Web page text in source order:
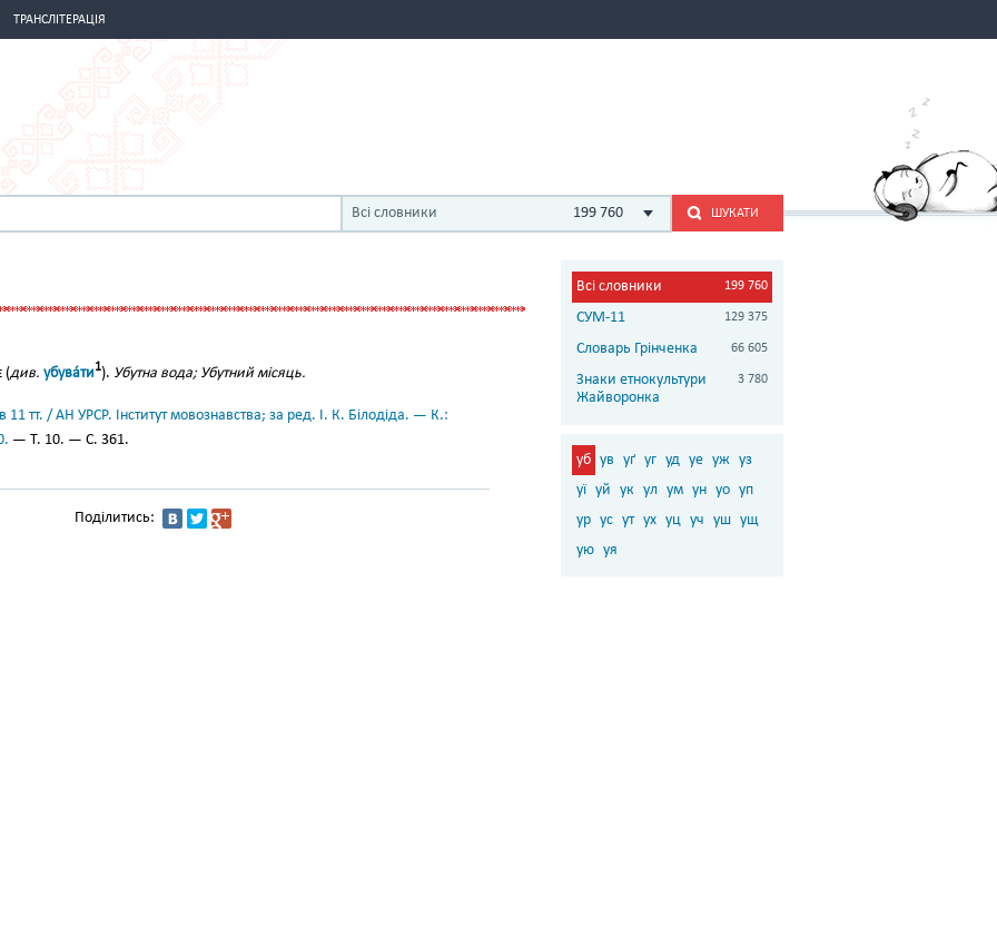
ТРАНСЛІТЕРАЦІЯ
Всі словники 199 760 ШУКАТИ
(див. убува́ти1). Убутна вода; Убутний місяць.
11 тт. / АН УРСР. Інститут мовознавства; за ред. І. К. Білодіда. — К.:
— Т. 10. — С. 361.
Поділитись:
Всі словники 199 760
СУМ-11 129 375
Словарь Грінченка 66 605
Знаки етнокультури
Жайворонка
3 780
уб ув уґ уг уд уе уж уз
уї уй ук ул ум ун уо уп
ур ус ут ух уц уч уш ущ
ую уя